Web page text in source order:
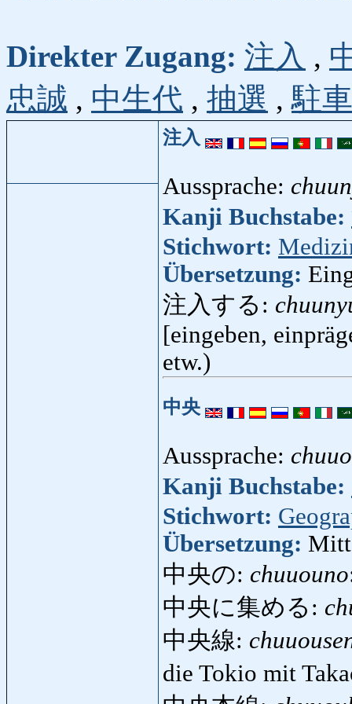
Direkter Zugang: 注入 ,
忠誠 , 中生代 , 抽選 ,駐車
注入
Aussprache:
Kanji Buchstabe:
Stichwort:
Übersetzung:
注入する:
[eingeben,
etw.)
中央
Aussprache:
Kanji Buchstabe:
Stichwort:
Übersetzung:
中央の: chuuouno
中央に集める:
中央線:
die Tokio mit